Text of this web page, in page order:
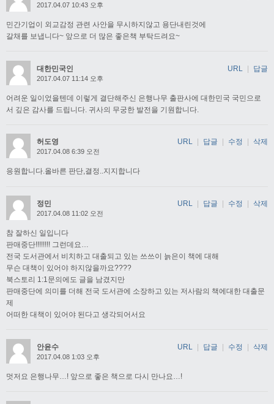
2017.04.07 10:43 오후
민간기업이 외교감정 관련 사안을 무시하지않고 용단내린것에
갈채를 보냅니다~ 앞으로 더 많은 좋은책 부탁드려요~
대한민국인
2017.04.07 11:14 오후
어려운 일이었을텐데 이렇게 결단해주신 은행나무 출판사에 대한민국 국민으로
서 깊은 감사를 드립니다. 귀사의 무궁한 발전을 기원합니다.
URL | 답글
허도영
2017.04.08 6:39 오전
응원합니다.올바른 판단,결정..지지합니다
URL 답글 수정 삭제
정민
2017.04.08 11:02 오전
참 잘하신 일입니다
판매중단!!!!!!!! 그런데요…
전국 도서관에서 비치하고 대출되고 있는 쓰쓰이 늙은이 책에 대해
무슨 대책이 있어야 하지않을까요????
북스토리 1:1문의에도 글을 남겼지만
판매중단에 의미를 더해 전국 도서관에 소장하고 있는 저사람의 책에대한 대출문
제
어떠한 대책이 있어야 된다고 생각되어서요
URL 답글 수정 삭제
안윤수
2017.04.08 1:03 오후
멋저요 은행나무…! 앞으로 좋은 책으로 다시 만나요…!
URL | 답글 | 수정 | 삭제